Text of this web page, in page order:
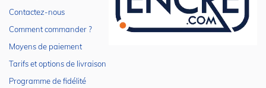
Contactez-nous
Comment commander ?
Moyens de paiement
Tarifs et options de livraison
Programme de fidélité